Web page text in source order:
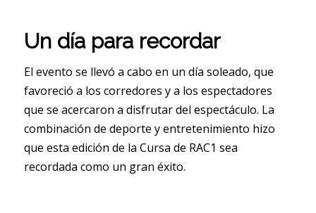
Un día para recordar
El evento se llevó a cabo en un día soleado, que
favoreció a los corredores y a los espectadores
que se acercaron a disfrutar del espectáculo. La
combinación de deporte y entretenimiento hizo
que esta edición de la Cursa de RAC1 sea
recordada como un gran éxito.